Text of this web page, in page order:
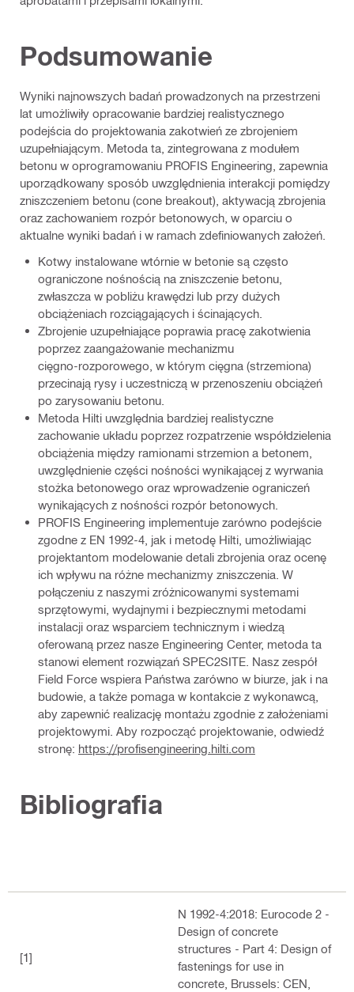
Podsumowanie
Wyniki najnowszych badań prowadzonych na przestrzeni
lat umożliwiły opracowanie bardziej realistycznego
podejścia do projektowania zakotwień ze zbrojeniem
uzupełniającym. Metoda ta, zintegrowana z modułem
betonu w oprogramowaniu PROFIS Engineering, zapewnia
uporządkowany sposób uwzględnienia interakcji pomiędzy
zniszczeniem betonu (cone breakout), aktywacją zbrojenia
oraz zachowaniem rozpór betonowych, w oparciu o
aktualne wyniki badań i w ramach zdefiniowanych założeń.
Kotwy instalowane wtórnie w betonie są często
ograniczone nośnością na zniszczenie betonu,
zwłaszcza w pobliżu krawędzi lub przy dużych
obciążeniach rozciągających i ścinających.
Zbrojenie uzupełniające poprawia pracę zakotwienia
poprzez zaangażowanie mechanizmu
cięgno‑rozporowego, w którym cięgna (strzemiona)
przecinają rysy i uczestniczą w przenoszeniu obciążeń
po zarysowaniu betonu.
Metoda Hilti uwzględnia bardziej realistyczne
zachowanie układu poprzez rozpatrzenie współdzielenia
obciążenia między ramionami strzemion a betonem,
uwzględnienie części nośności wynikającej z wyrwania
stożka betonowego oraz wprowadzenie ograniczeń
wynikających z nośności rozpór betonowych.
PROFIS Engineering implementuje zarówno podejście
zgodne z EN 1992‑4, jak i metodę Hilti, umożliwiając
projektantom modelowanie detali zbrojenia oraz ocenę
ich wpływu na różne mechanizmy zniszczenia. W
połączeniu z naszymi zróżnicowanymi systemami
sprzętowymi, wydajnymi i bezpiecznymi metodami
instalacji oraz wsparciem technicznym i wiedzą
oferowaną przez nasze Engineering Center, metoda ta
stanowi element rozwiązań SPEC2SITE. Nasz zespół
Field Force wspiera Państwa zarówno w biurze, jak i na
budowie, a także pomaga w kontakcie z wykonawcą,
aby zapewnić realizację montażu zgodnie z założeniami
projektowymi. Aby rozpocząć projektowanie, odwiedź
stronę: https://profisengineering.hilti.com
Bibliografia
[1]
N 1992-4:2018: Eurocode 2 -
Design of concrete
structures - Part 4: Design of
fastenings for use in
concrete, Brussels: CEN,